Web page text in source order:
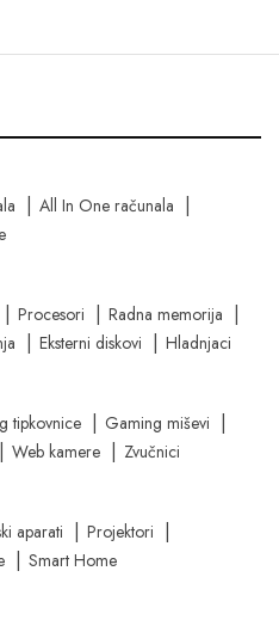
All In One računala
Procesori
Radna memorija
Eksterni diskovi
Hladnjaci
tipkovnice
Gaming miševi
Web kamere
Zvučnici
aparati
Projektori
Smart Home